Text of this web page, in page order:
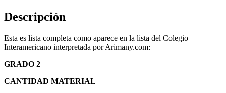
de
unidades
-
Unidad
Colegio
Interamericano
ELEM
-
2
Descripción
Esta es lista completa como aparece en la lista del Colegio
Interamericano interpretada por Arimany.com:
GRADO 2
CANTIDAD MATERIAL